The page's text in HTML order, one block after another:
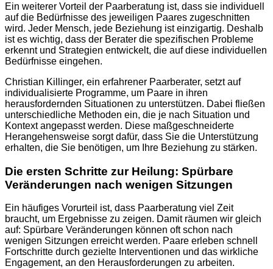
Ein weiterer Vorteil der Paarberatung ist, dass sie individuell
auf die Bedürfnisse des jeweiligen Paares zugeschnitten
wird. Jeder Mensch, jede Beziehung ist einzigartig. Deshalb
ist es wichtig, dass der Berater die spezifischen Probleme
erkennt und Strategien entwickelt, die auf diese individuellen
Bedürfnisse eingehen.
Christian Killinger, ein erfahrener Paarberater, setzt auf
individualisierte Programme, um Paare in ihren
herausfordernden Situationen zu unterstützen. Dabei fließen
unterschiedliche Methoden ein, die je nach Situation und
Kontext angepasst werden. Diese maßgeschneiderte
Herangehensweise sorgt dafür, dass Sie die Unterstützung
erhalten, die Sie benötigen, um Ihre Beziehung zu stärken.
Die ersten Schritte zur Heilung: Spürbare
Veränderungen nach wenigen Sitzungen
Ein häufiges Vorurteil ist, dass Paarberatung viel Zeit
braucht, um Ergebnisse zu zeigen. Damit räumen wir gleich
auf: Spürbare Veränderungen können oft schon nach
wenigen Sitzungen erreicht werden. Paare erleben schnell
Fortschritte durch gezielte Interventionen und das wirkliche
Engagement, an den Herausforderungen zu arbeiten.